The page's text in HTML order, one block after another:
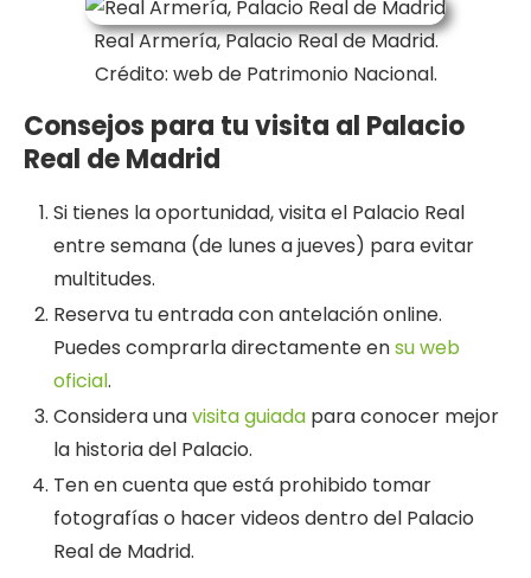
Real Armería, Palacio Real de Madrid.
Crédito: web de Patrimonio Nacional.
Consejos para tuvisita al Palacio
Real de Madrid
Si tienes la oportunidad, visita el Palacio Real
entre semana (de lunes a jueves) para evitar
multitudes.
Reserva tu entrada con antelación online.
Puedes comprarla directamente ensu web
oficial.
Considera unavisita guiada para conocer mejor
la historia del Palacio.
Ten en cuenta que está prohibido tomar
fotografías o hacer videos dentro del Palacio
Real de Madrid.